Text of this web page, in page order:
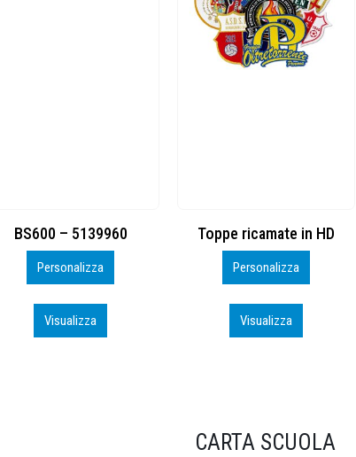
Toppe ricamate in HD
Personalizza
Visualizza
KIT CAMP 100 2026_perso
Personalizza
Visualizza
CARTA SCUOLA